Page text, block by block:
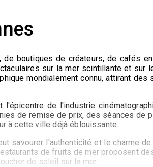
boutiques de créateurs, de cafés
sur la mer scintillante et
mondialement connu, attirant
de l'industrie
de remise de prix, des séances
à cette ville déjà éblouissante.
savourer l'authenticité et le charme
de fruits de mer proposent
de soleil sur la mer.